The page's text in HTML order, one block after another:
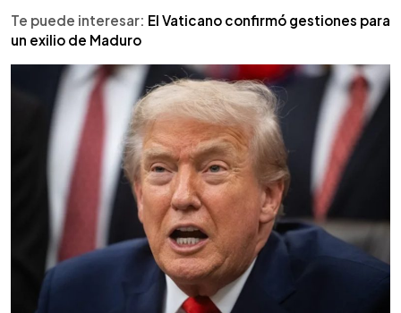
Te puede interesar: El Vaticano confirmó gestiones para
un exilio de Maduro